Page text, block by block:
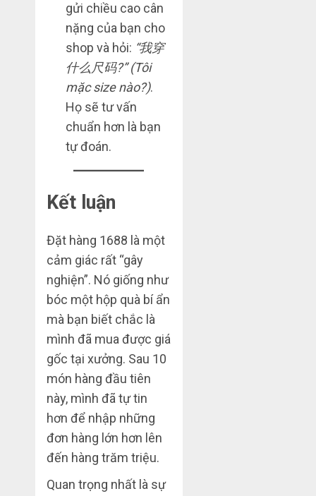
gửi chiều cao cân
nặng của bạn cho
shop và hỏi: “我穿
什么尺码?” (Tôi
mặc size nào?).
Họ sẽ tư vấn
chuẩn hơn là bạn
tự đoán.
Kết luận
Đặt hàng 1688 là một
cảm giác rất “gây
nghiện”. Nó giống như
bóc một hộp quà bí ẩn
mà bạn biết chắc là
mình đã mua được giá
gốc tại xưởng. Sau 10
món hàng đầu tiên
này, mình đã tự tin
hơn để nhập những
đơn hàng lớn hơn lên
đến hàng trăm triệu.
Quan trọng nhất là sự